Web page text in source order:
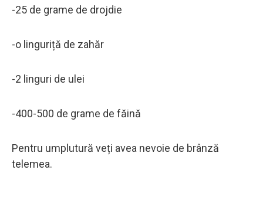
-25 de grame de drojdie
-o linguriță de zahăr
-2 linguri de ulei
-400-500 de grame de făină
Pentru umplutură veți avea nevoie de brânză
telemea.